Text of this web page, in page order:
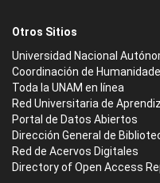
Otros Sitios
Universidad Nacional
Coordinación de
Toda la UNAM en línea
Red Universitaria de
Portal de Datos Abiertos
Dirección General de
Red de Acervos Digitales
Directory of Open Access